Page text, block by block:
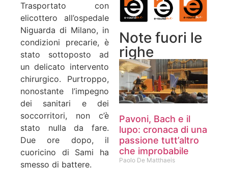
Trasportato con
elicottero all’ospedale
Niguarda di Milano, in
condizioni precarie, è
stato sottoposto ad
un delicato intervento
chirurgico. Purtroppo,
nonostante l’impegno
dei sanitari e dei
soccorritori, non c’è
stato nulla da fare.
Due ore dopo, il
cuoricino di Sami ha
smesso di battere.
Note fuori le
righe
Pavoni, Bach e il
lupo: cronaca di una
passione tutt’altro
che improbabile
Paolo De Matthaeis